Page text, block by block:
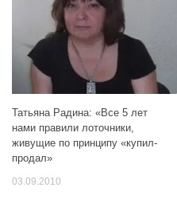
Татьяна Радина: «Все 5 лет
нами правили лоточники,
живущие по принципу «купил-
продал»
03.09.2010